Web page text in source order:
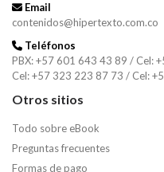
Email
contenidos@hipertexto.com.co
Teléfonos
PBX: +57 601 643 43 89 / Cel:
Cel: +57 323 223 87 73 / Cel:
Otros sitios
Todo sobre eBook
Preguntas frecuentes
Formas de pago